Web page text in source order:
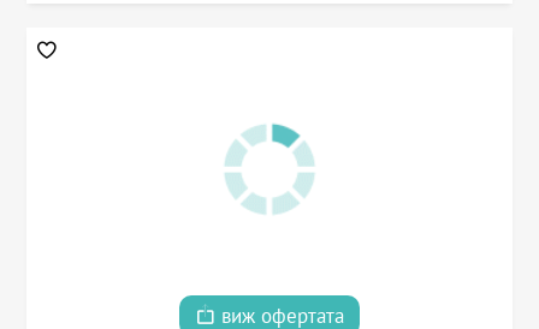
виж офертата